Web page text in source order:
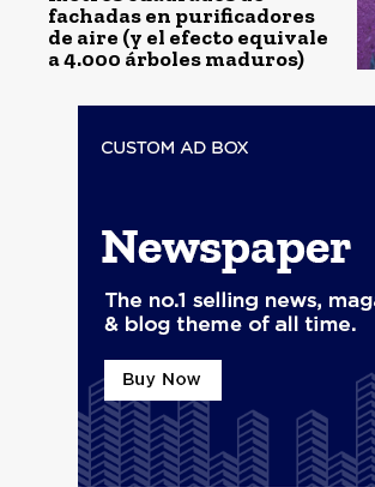
fachadas en purificadores
de aire (y el efecto equivale
a 4.000 árboles maduros)